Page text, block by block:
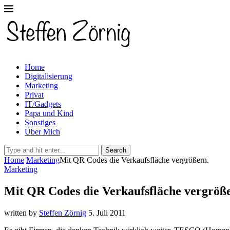
Home
Digitalisierung
Marketing
Privat
IT/Gadgets
Papa und Kind
Sonstiges
Über Mich
Search
Home MarketingMit QR Codes die Verkaufsfläche vergrößern.
Marketing
Mit QR Codes die Verkaufsfläche
written by Steffen Zörnig 5. Juli 2011